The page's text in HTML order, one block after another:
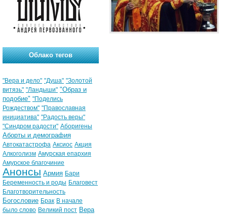
Облако тегов
"Вера и дело" "Душа" "Золотой
витязь" "Ландыши" "Образ и
подобие" "Поделись
Рождеством" "Православная
инициатива" "Радость веры"
"Синдром радости" Аборигены
Аборты и демография
Автокатастрофа Аксиос Акция
Алкоголизм Амурская епархия
Амурское благочиние
Анонсы Армия Бари
Беременность и роды Благовест
Благотворительность
Богословие Брак В начале
было слово Великий пост Вера